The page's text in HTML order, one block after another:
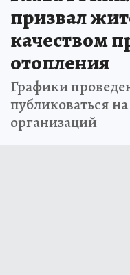
призвал
качеством
отопления
Графики
публиковаться
организаций